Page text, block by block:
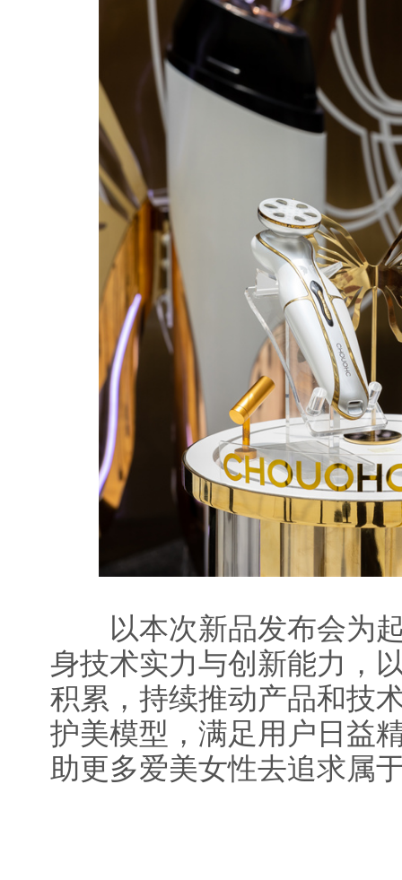
以本次新品发布会为起
身技术实力与创新能力，
积累，持续推动产品和技
护美模型，满足用户日益
助更多爱美女性去追求属